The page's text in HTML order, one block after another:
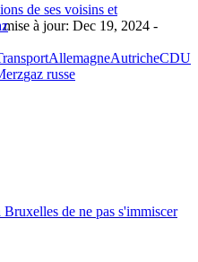
de ses voisins et
mise à jour: Dec 19, 2024 -
AllemagneAutricheCDU
gaz russe
de ne pas s'immiscer